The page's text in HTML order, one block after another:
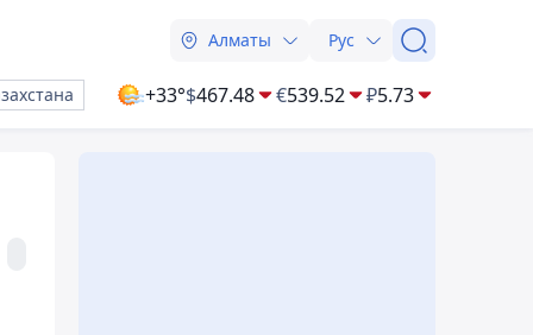
Алматы Рус
+33°$467.48 €539.52 ₽5.73